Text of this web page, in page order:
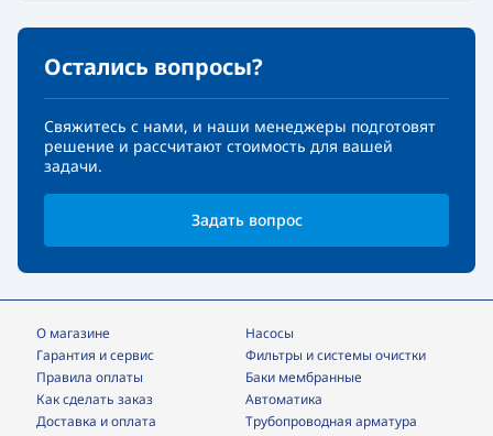
Остались вопросы?
Свяжитесь с нами, и наши менеджеры подготовят
решение и рассчитают стоимость для вашей
задачи.
Задать вопрос
О магазине
Гарантия и сервис
Правила оплаты
Как сделать заказ
Доставка и оплата
Насосы
фильтры и системы очистки
Баки мембранные
Автоматика
трубопроводная арматура